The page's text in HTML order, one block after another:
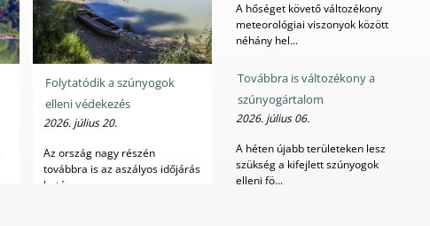
Folytatódik a szúnyogok
elleni védekezés
2026. július 20.
Az ország nagy részén
továbbra is az aszályos időjárás
határozza meg a...
A hőséget követő változékony
meteorológiai viszonyok között
néhány hel...
Továbbra is változékony a
szúnyogártalom
2026. július 06.
A héten újabb területeken lesz
szükség a kifejlett szúnyogok
elleni fö...